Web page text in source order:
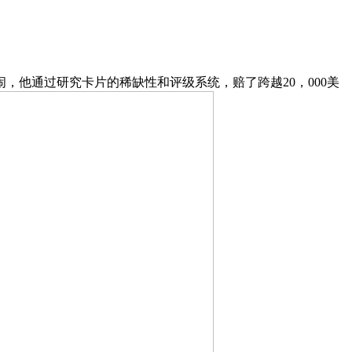
，他通过研究卡片的稀缺性和评级系统，赔了跨越20，000美